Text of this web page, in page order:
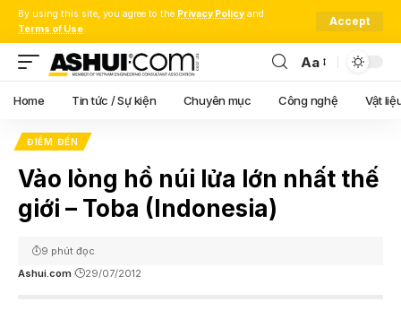
By using this site, you agree to the Privacy Policy and
Terms of Use.
Accept
Font
Resizer
Aa
Home Tin tức / Sự kiện Chuyên mục Công nghệ Vật
ĐIỂM ĐẾN
Vào lòng hồ núi lửa lớn nhất thế
giới – Toba (Indonesia)
Ashui.com 29/07/2012
9 phút đọc